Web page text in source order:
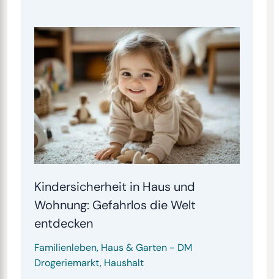
Kindersicherheit in Haus und
Wohnung: Gefahrlos die Welt
entdecken
Familienleben, Haus & Garten- DM
Drogeriemarkt, Haushalt